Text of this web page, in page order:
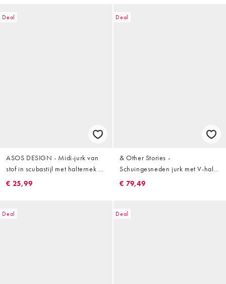
Deal
ASOS DESIGN - Midi-jurk van
stof in scubastijl met halternek en
gerimpelde buste in groen
€ 25,99
Deal
& Other Stories -
Schuingesneden jurk met V-hals,
uitlopende mouwen en fijne
€ 79,49
Deal Deal